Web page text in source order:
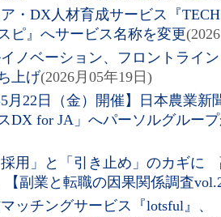
・DX人材育成サービス『
ピ』へサービス名称を変更
ノベーション、フロントライ
上げ(2026月05年19日)
5月22日（金）開催】日本農業
DX for JA」へパーソルグルー
用」と「引き止め」のカギに
【副業と転職の因果関係調査
ッチングサービス『lotsful』、